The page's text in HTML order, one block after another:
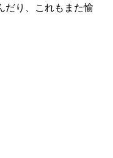
だり、これもまた愉